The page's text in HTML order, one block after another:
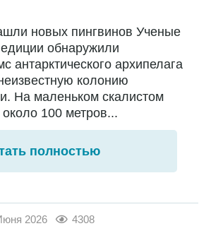
новых пингвинов Ученые
обнаружили
антарктического архипелага
колонию
На маленьком скалистом
100 метров...
полностью
2026 4308